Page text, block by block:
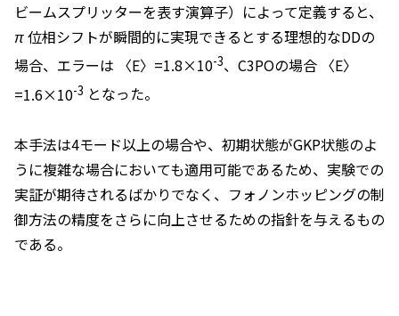
ビームスプリッターを表す演算子）によって定義すると、
π位相シフトが瞬間的に実現できるとする理想的なDDの
場合、エラーは 〈E〉=1.8×10-3、C3POの場合 〈E〉
=1.6×10-3 となった。
本手法は4モード以上の場合や、初期状態がGKP状態のよ
うに複雑な場合においても適用可能であるため、実験での
実証が期待されるばかりでなく、フォノンホッピングの制
御方法の精度をさらに向上させるための指針を与えるもの
である。